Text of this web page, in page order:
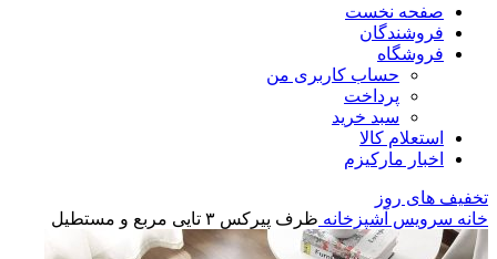
صفحه نخست
فروشندگان
فروشگاه
حساب کاربری من
پرداخت
سبد خرید
استعلام کالا
اخبار مارکیزم
تخفیف های روز
خانه سرویس آشپزخانه ظرف پیرکس ۳ تایی مربع و مستطیل